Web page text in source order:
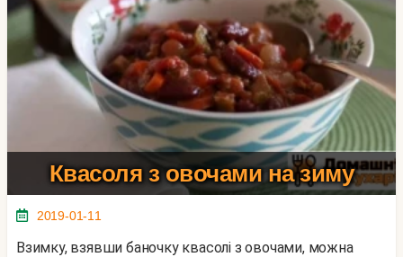
Квасоля з овочами на зиму
2019-01-11
Взимку, взявши баночку квасолі з овочами, можна